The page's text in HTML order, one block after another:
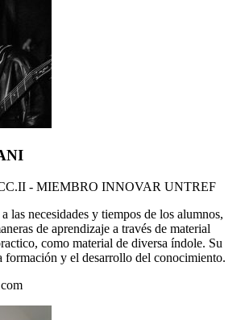
- MIEMBRO INNOVAR UNTREF
las necesidades y tiempos de los alumnos,
de aprendizaje a través de material
como material de diversa índole. Su
formación y el desarrollo del conocimiento.